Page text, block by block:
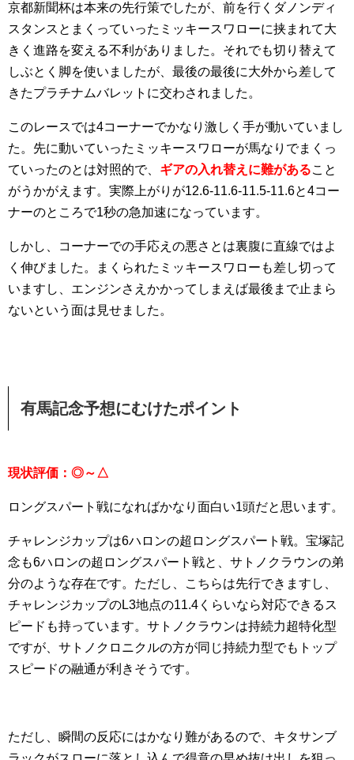
京都新聞杯は本来の先行策でしたが、前を行くダノンディ
スタンスとまくっていったミッキースワローに挟まれて大
きく進路を変える不利がありました。それでも切り替えて
しぶとく脚を使いましたが、最後の最後に大外から差して
きたプラチナムバレットに交わされました。
このレースでは4コーナーでかなり激しく手が動いていまし
た。先に動いていったミッキースワローが馬なりでまくっ
ていったのとは対照的で、 ギアの入れ替えに難があること
がうかがえます。実際上がりが12.6-11.6-11.5-11.6と4コー
ナーのところで1秒の急加速になっています。
しかし、コーナーでの手応えの悪さとは裏腹に直線ではよ
く伸びました。まくられたミッキースワローも差し切って
いますし、エンジンさえかかってしまえば最後まで止まら
ないという面は見せました。
有馬記念予想にむけたポイント
現状評価：◎～△
ロングスパート戦になればかなり面白い1頭だと思います。
チャレンジカップは6ハロンの超ロングスパート戦。宝塚記
念も6ハロンの超ロングスパート戦と、サトノクラウンの弟
分のような存在です。ただし、こちらは先行できますし、
チャレンジカップのL3地点の11.4くらいなら対応できるス
ピードも持っています。サトノクラウンは持続力超特化型
ですが、サトノクロニクルの方が同じ持続力型でもトップ
スピードの融通が利きそうです。
ただし、瞬間の反応にはかなり難があるので、キタサンブ